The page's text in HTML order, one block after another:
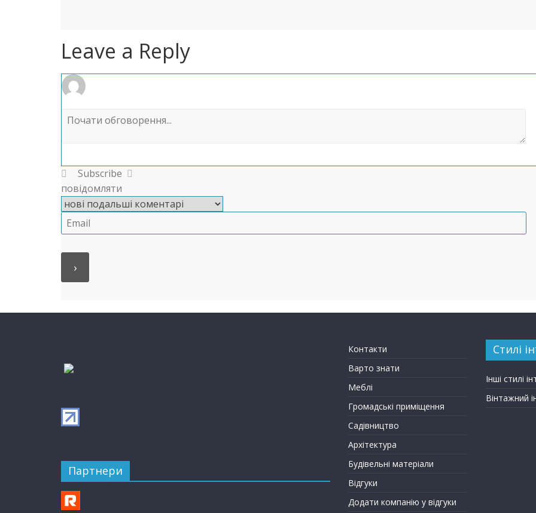
Leave a Reply
Subscribe
повідомляти
Партнери
Контакти
Варто знати
Меблі
Громадські приміщення
Садівництво
Архітектура
Будівельні матеріали
Відгуки
Додати компанію у відгуки
Стилі
Інші стилі
Вінтажний